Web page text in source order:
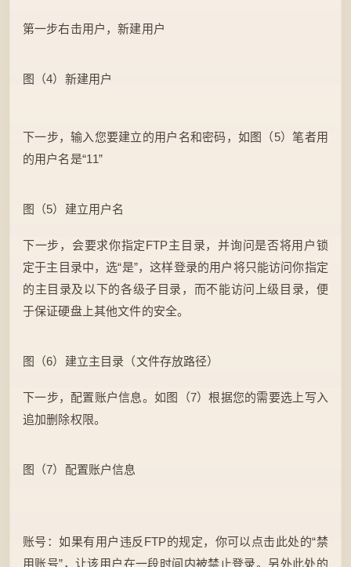
第一步右击用户，新建用户
图（4）新建用户
下一步，输入您要建立的用户名和密码，如图（5）笔者用
的用户名是“11”
图（5）建立用户名
下一步，会要求你指定FTP主目录，并询问是否将用户锁
定于主目录中，选“是”，这样登录的用户将只能访问你指定
的主目录及以下的各级子目录，而不能访问上级目录，便
于保证硬盘上其他文件的安全。
图（6）建立主目录（文件存放路径）
下一步，配置账户信息。如图（7）根据您的需要选上写入
追加删除权限。
图（7）配置账户信息
账号：如果有用户违反FTP的规定，你可以点击此处的“禁
用账号”，让该用户在一段时间内被禁止登录。另外此处的